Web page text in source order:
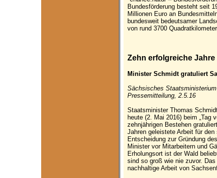
Bundesförderung besteht seit
Millionen Euro an
bundesweit bedeutsamer
von rund 3700
Zehn erfolgreiche
Minister Schmidt gratuliert
Sächsisches
Pressemitteilung, 2.5.16
Staatsminister Thomas
heute (2. Mai 2016) beim „Tag
zehnjährigen Bestehen
Jahren geleistete Arbeit für
Entscheidung zur Gründung
Minister vor Mitarbeitern und
Erholungsort ist der Wald
sind so groß wie nie zuvor.
nachhaltige Arbeit von